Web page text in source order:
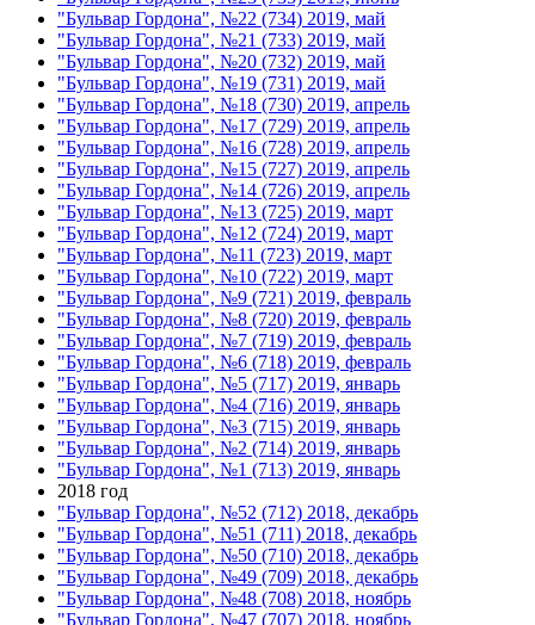
"Бульвар Гордона", №22 (734) 2019, май
"Бульвар Гордона", №21 (733) 2019, май
"Бульвар Гордона", №20 (732) 2019, май
"Бульвар Гордона", №19 (731) 2019, май
"Бульвар Гордона", №18 (730) 2019, апрель
"Бульвар Гордона", №17 (729) 2019, апрель
"Бульвар Гордона", №16 (728) 2019, апрель
"Бульвар Гордона", №15 (727) 2019, апрель
"Бульвар Гордона", №14 (726) 2019, апрель
"Бульвар Гордона", №13 (725) 2019, март
"Бульвар Гордона", №12 (724) 2019, март
"Бульвар Гордона", №11 (723) 2019, март
"Бульвар Гордона", №10 (722) 2019, март
"Бульвар Гордона", №9 (721) 2019, февраль
"Бульвар Гордона", №8 (720) 2019, февраль
"Бульвар Гордона", №7 (719) 2019, февраль
"Бульвар Гордона", №6 (718) 2019, февраль
"Бульвар Гордона", №5 (717) 2019, январь
"Бульвар Гордона", №4 (716) 2019, январь
"Бульвар Гордона", №3 (715) 2019, январь
"Бульвар Гордона", №2 (714) 2019, январь
"Бульвар Гордона", №1 (713) 2019, январь
2018 год
"Бульвар Гордона", №52 (712) 2018, декабрь
"Бульвар Гордона", №51 (711) 2018, декабрь
"Бульвар Гордона", №50 (710) 2018, декабрь
"Бульвар Гордона", №49 (709) 2018, декабрь
"Бульвар Гордона", №48 (708) 2018, ноябрь
"Бульвар Гордона", №47 (707) 2018, ноябрь